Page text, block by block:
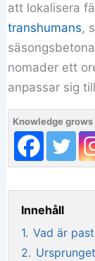
att lokalisera
transhumans,
nomader ett
anpassar sig
Knowledge
Innehåll
1. Vad är
2.